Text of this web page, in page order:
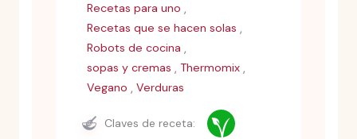
Recetas para uno ,
Recetas que se hacen solas ,
Robots de cocina ,
sopas y cremas , Thermomix ,
Vegano , Verduras
Claves de receta: